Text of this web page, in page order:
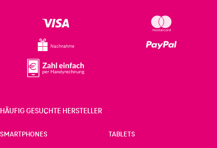
Nachnahme
HÄUFIG GESUCHTE HERSTELLER
SMARTPHONES TABLETS